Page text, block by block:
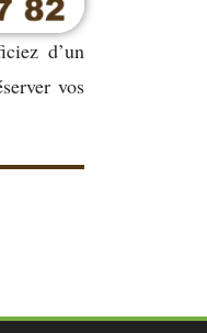
d’un
vos